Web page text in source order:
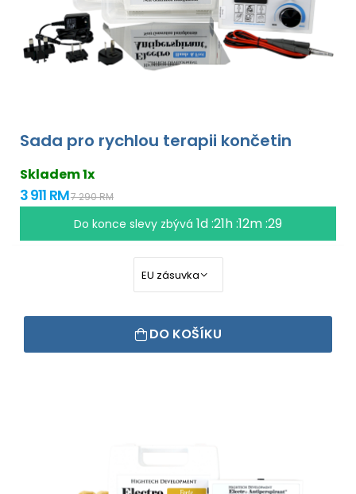
Sada pro rychlou terapii končetin
Skladem 1x
3 911 RM7 290 RM
Do konce slevy zbývá 1d :21h :12m :29
DO KOŠÍKU